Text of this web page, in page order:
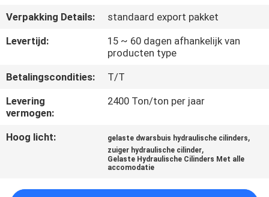
KWALITEITSCONTROLE
CONTACT
MET
ONS
OP
Verpakking Details:
standaard export pakket
Levertijd:
15 ~ 60 dagen afhankelijk van
producten type
Betalingscondities:
T/T
Levering
vermogen:
2400 Ton/ton per jaar
Hoog licht: gelaste dwarsbuis hydraulische cilinders,
zuiger hydraulische cilinder,
Gelaste Hydraulische Cilinders Met alle
accomodatie